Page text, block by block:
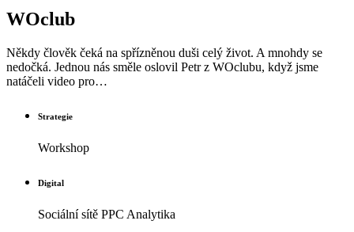
WOclub
Někdy člověk čeká na spřízněnou duši celý život. A mnohdy se
nedočká. Jednou nás směle oslovil Petr z WOclubu, když jsme
natáčeli video pro…
Strategie
Workshop
Digital
Sociální sítě PPC Analytika